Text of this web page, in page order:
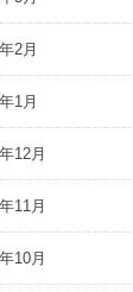
2月
1月
12月
11月
10月